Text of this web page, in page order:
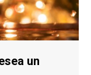
un